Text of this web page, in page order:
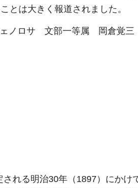
とは大きく報道されました。
れる明治30年（1897）にかけ